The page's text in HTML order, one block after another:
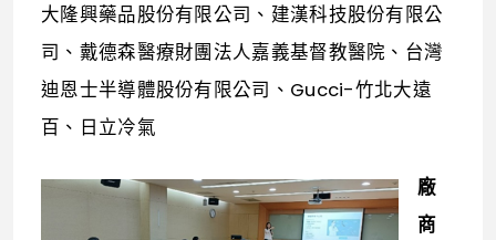
大隆興藥品股份有限公司、建漢科技股份有限公
司、戴德森醫療財團法人嘉義基督教醫院、台灣
迪恩士半導體股份有限公司、Gucci-竹北大遠
百、日立冷氣
廠
商